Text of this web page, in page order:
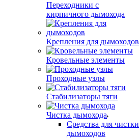
Переходники с
кирпичного дымохода
Крепления для дымоходов
Кровельные элементы
Проходные узлы
Стабилизаторы тяги
Чистка дымохода
Средства для чистки
дымоходов